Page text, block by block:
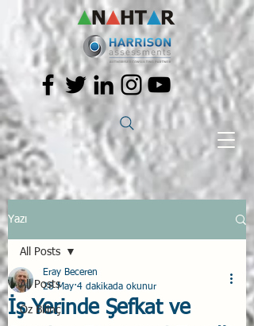
Yazı
All Posts
Öz Bilinç
All Posts
İş Yerinde Şefkat ve
Eray Beceren
28 May 4 dakikada okunur